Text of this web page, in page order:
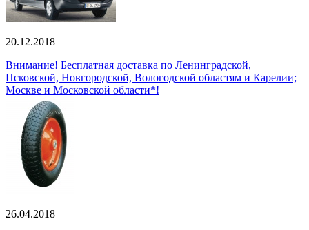
20.12.2018
Внимание! Бесплатная доставка по Ленинградской,
Псковской, Новгородской, Вологодской областям и Карелии;
Москве и Московской области*!
26.04.2018